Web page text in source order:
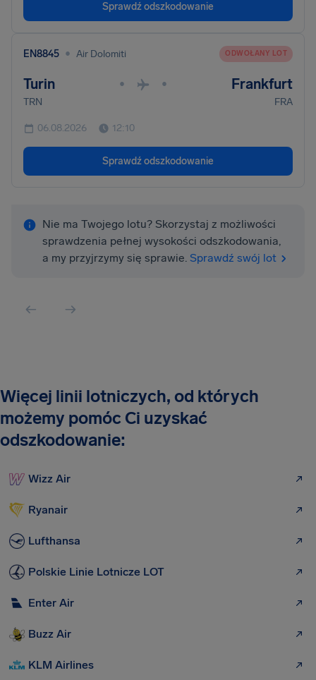
Sprawdź odszkodowanie
EN8845 • Air Dolomiti ODWOŁANY LOT
Turin • • Frankfurt
TRN FRA
06.08.2026 12:10
Sprawdź odszkodowanie
Nie ma Twojego lotu? Skorzystaj z możliwości
sprawdzenia pełnej wysokości odszkodowania,
a my przyjrzymy się sprawie. Sprawdź swój lot
Więcej linii lotniczych, od których
możemy pomóc Ci uzyskać
odszkodowanie:
Wizz Air
Ryanair
Lufthansa
Polskie Linie Lotnicze LOT
Enter Air
Buzz Air
KLM Airlines